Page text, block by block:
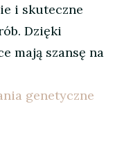
i skuteczne
Dzięki
mają szansę na
genetyczne